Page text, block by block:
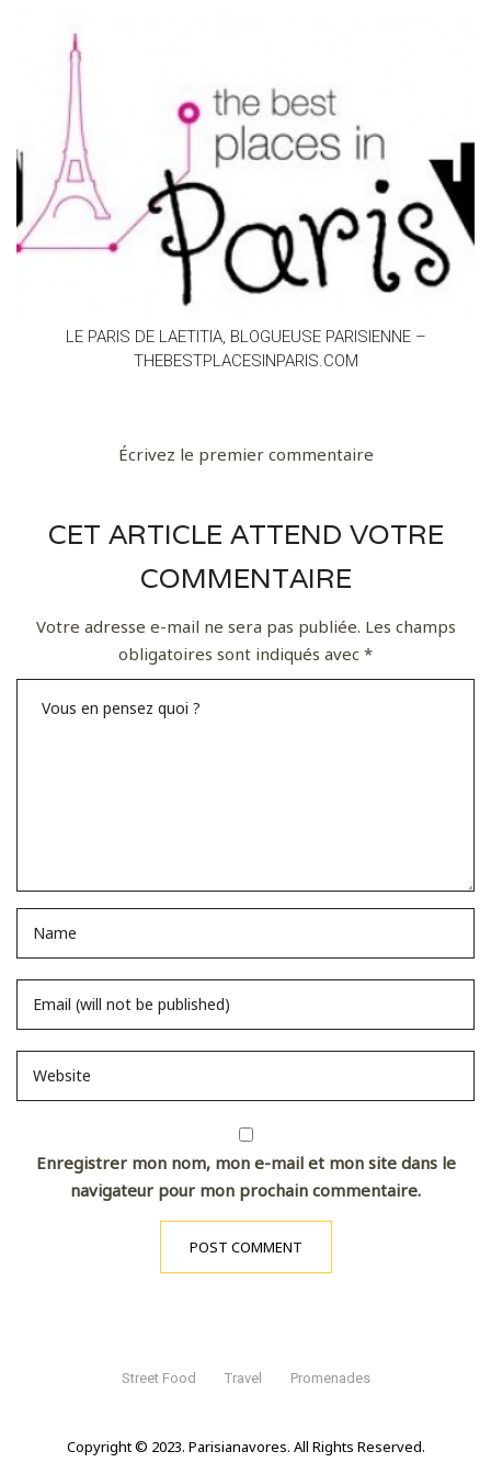
LE PARIS DE LAETITIA, BLOGUEUSE PARISIENNE –
THEBESTPLACESINPARIS.COM
Écrivez le premier commentaire
CET ARTICLE ATTEND VOTRE
COMMENTAIRE
Votre adresse e-mail ne sera pas publiée. Les champs
obligatoires sont indiqués avec *
Enregistrer mon nom, mon e-mail et mon site dans le
navigateur pour mon prochain commentaire.
Street Food Travel Promenades
Copyright © 2023. Parisianavores. All Rights Reserved.